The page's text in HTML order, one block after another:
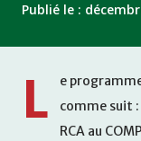
Publié le :
L
e
comme suit :
RCA au